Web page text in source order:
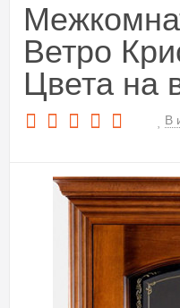
Ветро
Цвета на
В